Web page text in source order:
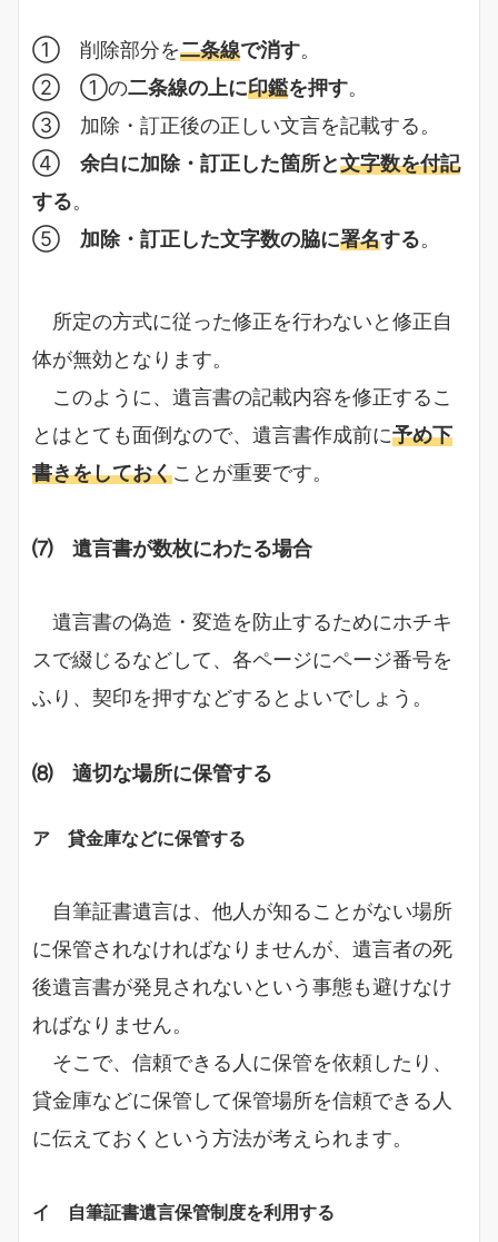
① 削除部分を二条線で消す。
② ①の二条線の上に印鑑を押す。
③ 加除・訂正後の正しい文言を記載する。
④ 余白に加除・訂正した箇所と文字数を付記
する。
⑤ 加除・訂正した文字数の脇に署名する。
所定の方式に従った修正を行わないと修正自
体が無効となります。
このように、遺言書の記載内容を修正するこ
とはとても面倒なので、遺言書作成前に予め下
書きをしておくことが重要です。
⑺ 遺言書が数枚にわたる場合
遺言書の偽造・変造を防止するためにホチキ
スで綴じるなどして、各ページにページ番号を
ふり、契印を押すなどするとよいでしょう。
⑻ 適切な場所に保管する
ア 貸金庫などに保管する
自筆証書遺言は、他人が知ることがない場所
に保管されなければなりませんが、遺言者の死
後遺言書が発見されないという事態も避けなけ
ればなりません。
そこで、信頼できる人に保管を依頼したり、
貸金庫などに保管して保管場所を信頼できる人
に伝えておくという方法が考えられます。
イ 自筆証書遺言保管制度を利用する